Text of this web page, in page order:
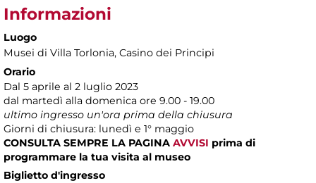
Informazioni
Luogo
Musei di Villa Torlonia, Casino dei Principi
Orario
Dal 5 aprile al 2 luglio 2023
dal martedì alla domenica ore 9.00 - 19.00
ultimo ingresso un'ora prima della chiusura
Giorni di chiusura: lunedì e 1° maggio
CONSULTA SEMPRE LA PAGINA AVVISI prima di
programmare la tua visita al museo
Biglietto d'ingresso